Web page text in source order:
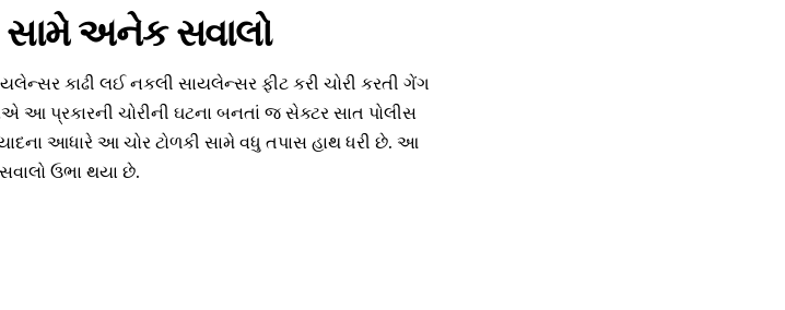
સામે અનેક સવાલો
કાઢી લઈ નકલી સાયલેન્સર ફીટ કરી ચોરી કરતી ગેંગ
આ પ્રકારની ચોરીની ઘટના બનતાં જ સેક્ટર સાત પોલીસ
આધારે આ ચોર ટોળકી સામે વધુ તપાસ હાથ ધરી છે. આ
ઉભા થયા છે.